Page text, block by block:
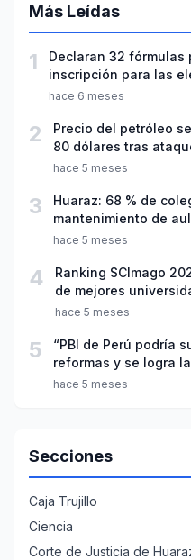
Más Leídas
1
Declaran 32
inscripción para las
hace 6 meses
2
Precio del petróleo
80 dólares tras
hace 5 meses
3
Huaraz: 68 % de
mantenimiento de
año escolar 2026
hace 5 meses
4
Ranking SCImago
de mejores
hace 5 meses
5
“PBI de Perú podría
reformas y se logra
hace 5 meses
Secciones
Caja Trujillo
Ciencia
Corte de Justicia de